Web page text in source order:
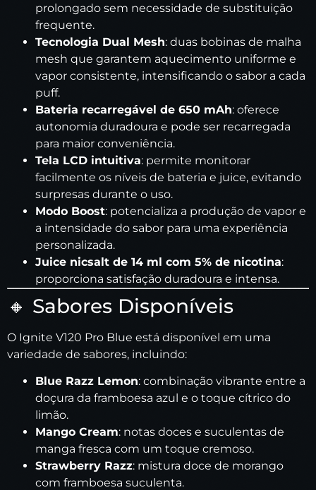
prolongado sem necessidade de substituição
frequente.
Tecnologia Dual Mesh: duas bobinas de malha
mesh que garantem aquecimento uniforme e
vapor consistente, intensificando o sabor a cada
puff.
Bateria recarregável de 650 mAh: oferece
autonomia duradoura e pode ser recarregada
para maior conveniência.
Tela LCD intuitiva: permite monitorar
facilmente os níveis de bateria e juice, evitando
surpresas durante o uso.
Modo Boost: potencializa a produção de vapor e
a intensidade do sabor para uma experiência
personalizada.
Juice nicsalt de 14 ml com 5% de nicotina:
proporciona satisfação duradoura e intensa.
🔸 Sabores Disponíveis
O Ignite V120 Pro Blue está disponível em uma
variedade de sabores, incluindo:
Blue Razz Lemon: combinação vibrante entre a
doçura da framboesa azul e o toque cítrico do
limão.
Mango Cream: notas doces e suculentas de
manga fresca com um toque cremoso.
Strawberry Razz: mistura doce de morango
com framboesa suculenta.